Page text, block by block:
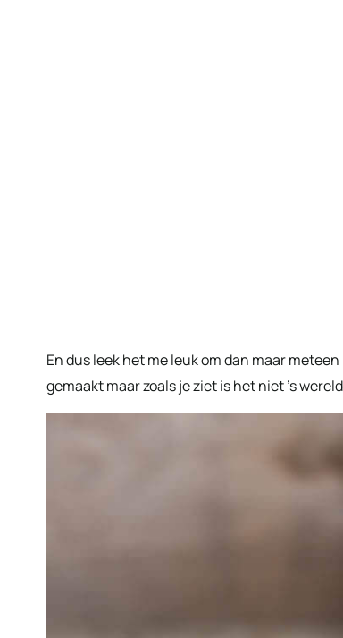
En dus leek het me leuk om dan maar
gemaakt maar zoals je ziet is het niet ’s